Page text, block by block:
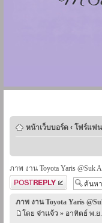
หน้าเว็บบอร์ด ‹ โฟร์แฟน
ภาพ งาน Toyota Yaris @Suk
ตอบกระทู้
ภาพ งาน Toyota Yaris
โดย จ่าเเจ้ว » อาทิตย์ พ.ย.